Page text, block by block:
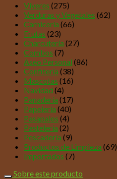
Víveres (275)
Verduras y Vegetales (62)
Carnicería (66)
Frutas (23)
Charcutería (27)
Combos (7)
Aseo Personal (86)
Confitería (38)
Mascotas (16)
Navidad (4)
Panadería (17)
Papelería (40)
Pasapalos (4)
Pastelería (2)
Pescadería (9)
Productos de Limpieza (69)
Importados (7)
Sobre este producto